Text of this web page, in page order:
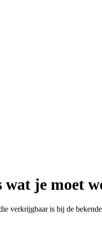
je moet
verkrijgbaar is bij de